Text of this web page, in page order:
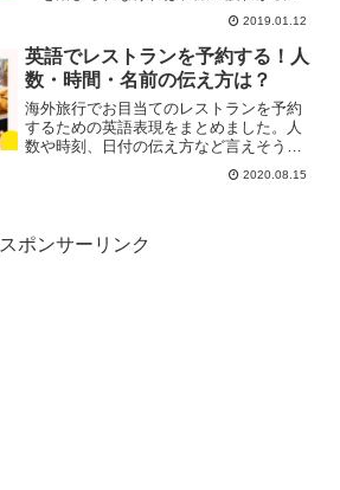
ず、風邪もひきやすくなります。冷たい
シャワーをガマンしないで、フロントに
お湯が出ない旨を英語で伝えましょう！
2019.01.12
英語でレストランを予約する！人
数・時間・名前の伝え方は？
海外旅行でお目当てのレストランを予約
するための英語表現をまとめました。人
数や時刻、日付の伝え方など言えそうで
言えないポイントを整理しました！2020.08.15
スポンサーリンク